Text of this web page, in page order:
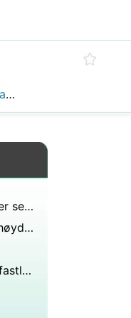
Er en lumbalpunksjon prøvetaking av CSF oppnådd ved å sette inn en nål inn i epiduralområdet?
Hva spesialiserer nevrokirurger seg på?
Hva er cerebralt ødem i stor høyde?
Hva kan nevrologen se at en fastlege IKKE KAN?